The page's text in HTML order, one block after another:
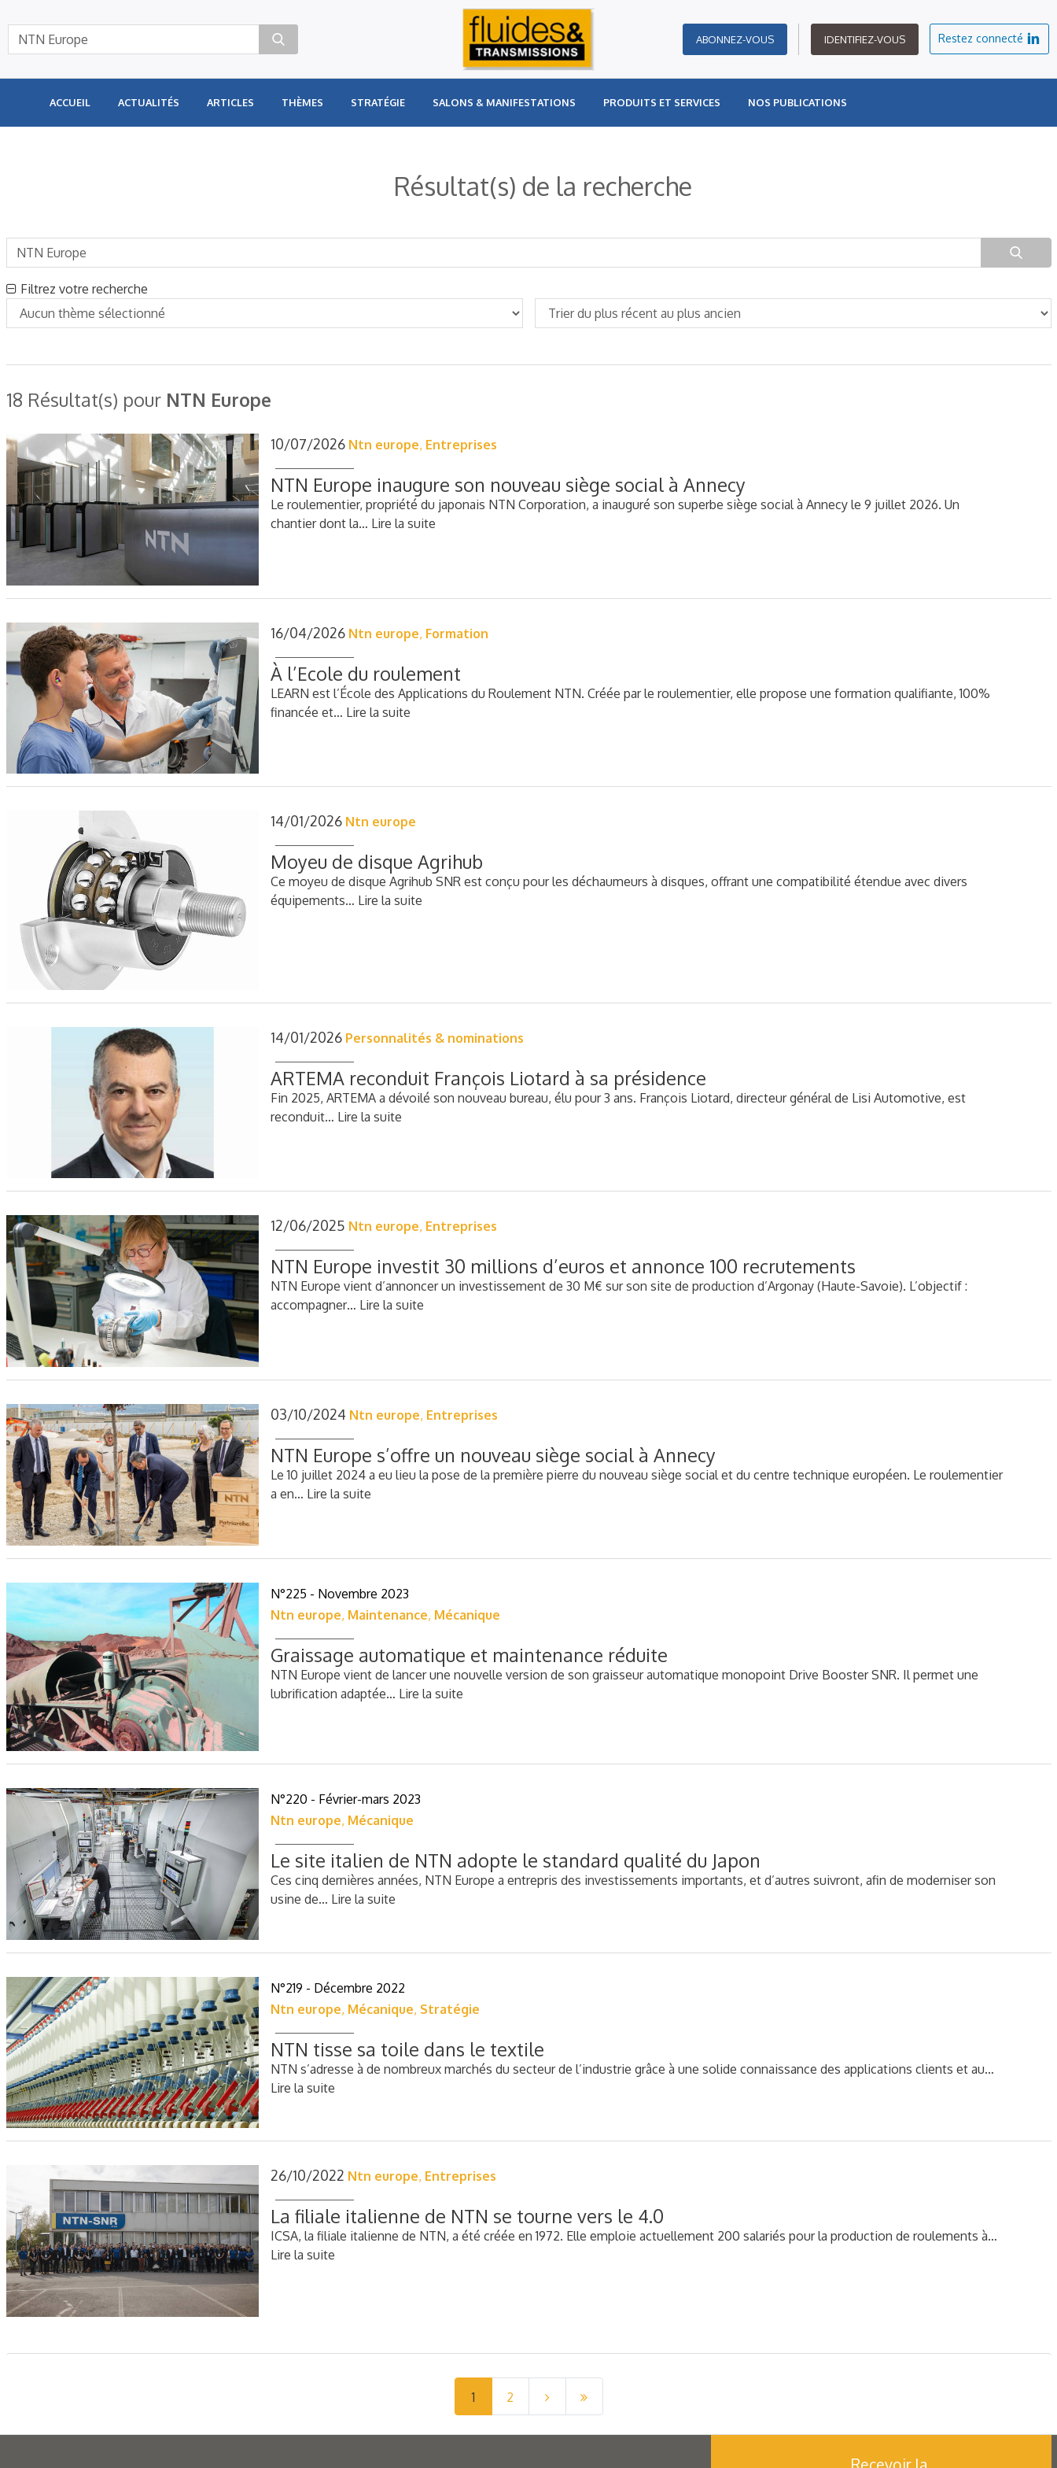
ABONNEZ-VOUS IDENTIFIEZ-VOUS Restez connecté
ACCUEIL ACTUALITÉS ARTICLES THÈMES STRATÉGIE SALONS & MANIFESTATIONS PRODUITS ET SERVICES NOS PUBLICATIONS
Résultat(s) de la recherche
Filtrez votre recherche
18 Résultat(s) pour NTN Europe
10/07/2026 Ntn europe, Entreprises
NTN Europe inaugure son nouveau siège social à Annecy
Le roulementier, propriété du japonais NTN Corporation, a inauguré son superbe siège social à Annecy le 9 juillet 2026. Un
chantier dont la… Lire la suite
16/04/2026 Ntn europe, Formation
À l’Ecole du roulement
LEARN est l’École des Applications du Roulement NTN. Créée par le roulementier, elle propose une formation qualifiante, 100%
financée et… Lire la suite
14/01/2026 Ntn europe
Moyeu de disque Agrihub
Ce moyeu de disque Agrihub SNR est conçu pour les déchaumeurs à disques, offrant une compatibilité étendue avec divers
équipements… Lire la suite
14/01/2026 Personnalités & nominations
ARTEMA reconduit François Liotard à sa présidence
Fin 2025, ARTEMA a dévoilé son nouveau bureau, élu pour 3 ans. François Liotard, directeur général de Lisi Automotive, est
reconduit… Lire la suite
12/06/2025 Ntn europe, Entreprises
NTN Europe investit 30 millions d’euros et annonce 100 recrutements
NTN Europe vient d’annoncer un investissement de 30 M€ sur son site de production d’Argonay (Haute-Savoie). L’objectif :
accompagner… Lire la suite
03/10/2024 Ntn europe, Entreprises
NTN Europe s’offre un nouveau siège social à Annecy
Le 10 juillet 2024 a eu lieu la pose de la première pierre du nouveau siège social et du centre technique européen. Le roulementier
a en… Lire la suite
N°225 - Novembre 2023
Ntn europe, Maintenance, Mécanique
Graissage automatique et maintenance réduite
NTN Europe vient de lancer une nouvelle version de son graisseur automatique monopoint Drive Booster SNR. Il permet une
lubrification adaptée… Lire la suite
N°220 - Février-mars 2023
Ntn europe, Mécanique
Le site italien de NTN adopte le standard qualité du Japon
Ces cinq dernières années, NTN Europe a entrepris des investissements importants, et d’autres suivront, afin de moderniser son
usine de… Lire la suite
N°219 - Décembre 2022
Ntn europe, Mécanique, Stratégie
NTN tisse sa toile dans le textile
NTN s’adresse à de nombreux marchés du secteur de l’industrie grâce à une solide connaissance des applications clients et au…
Lire la suite
26/10/2022 Ntn europe, Entreprises
La filiale italienne de NTN se tourne vers le 4.0
ICSA, la filiale italienne de NTN, a été créée en 1972. Elle emploie actuellement 200 salariés pour la production de roulements à…
Lire la suite
1 2